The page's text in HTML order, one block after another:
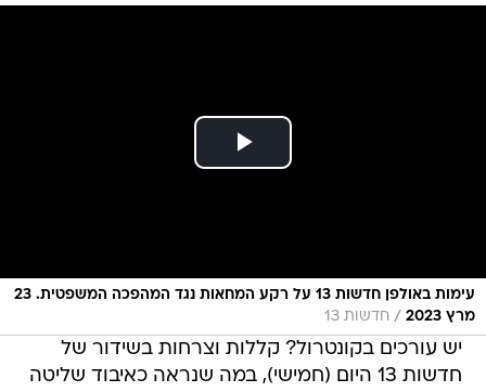
עימות באולפן חדשות 13 על רקע המחאות נגד המהפכה המשפטית. 23
מרץ 2023
/ חדשות 13
יש עורכים בקונטרול? קללות וצרחות בשידור של
חדשות 13 היום (חמישי), במה שנראה כאיבוד שליטה